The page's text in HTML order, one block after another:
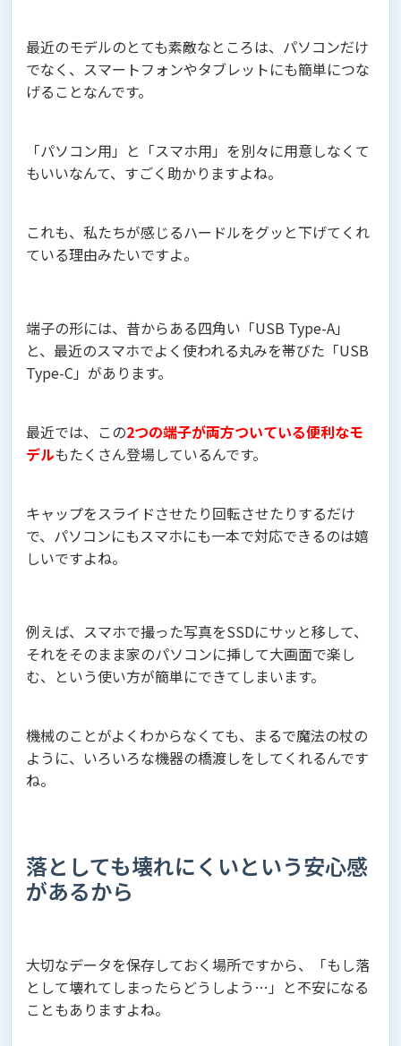
最近のモデルのとても素敵なところは、パソコンだけ
でなく、スマートフォンやタブレットにも簡単につな
げることなんです。
「パソコン用」と「スマホ用」を別々に用意しなくて
もいいなんて、すごく助かりますよね。
これも、私たちが感じるハードルをグッと下げてくれ
ている理由みたいですよ。
端子の形には、昔からある四角い「USB Type-A」
と、最近のスマホでよく使われる丸みを帯びた「USB
Type-C」があります。
最近では、この2つの端子が両方ついている便利なモ
デルもたくさん登場しているんです。
キャップをスライドさせたり回転させたりするだけ
で、パソコンにもスマホにも一本で対応できるのは嬉
しいですよね。
例えば、スマホで撮った写真をSSDにサッと移して、
それをそのまま家のパソコンに挿して大画面で楽し
む、という使い方が簡単にできてしまいます。
機械のことがよくわからなくても、まるで魔法の杖の
ように、いろいろな機器の橋渡しをしてくれるんです
ね。
落としても壊れにくいという安心感
があるから
大切なデータを保存しておく場所ですから、「もし落
として壊れてしまったらどうしよう…」と不安になる
こともありますよね。